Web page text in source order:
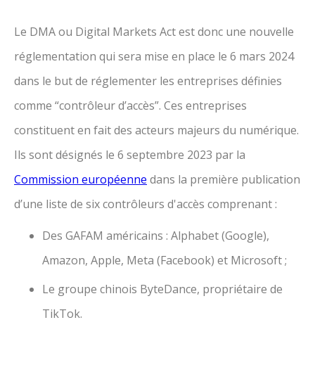
Le DMA ou Digital Markets Act est donc une nouvelle
réglementation qui sera mise en place le 6 mars 2024
dans le but de réglementer les entreprises définies
comme “contrôleur d’accès”. Ces entreprises
constituent en fait des acteurs majeurs du numérique.
Ils sont désignés le 6 septembre 2023 par la
Commission européenne dans la première publication
d’une liste de six contrôleurs d'accès comprenant :
Des GAFAM américains : Alphabet (Google),
Amazon, Apple, Meta (Facebook) et Microsoft ;
Le groupe chinois ByteDance, propriétaire de
TikTok.